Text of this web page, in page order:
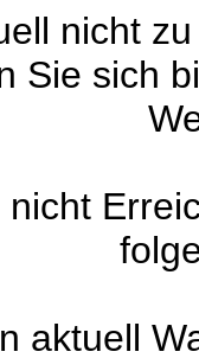
nicht
Sie sich
aktuell